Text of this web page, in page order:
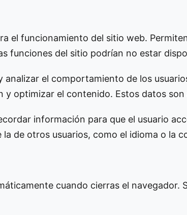
el funcionamiento del sitio web.
funciones del sitio podrían no estar
analizar el comportamiento de los
y optimizar el contenido. Estos datos
información para que el usuario
de otros usuarios, como el idioma o la
cuando cierras el